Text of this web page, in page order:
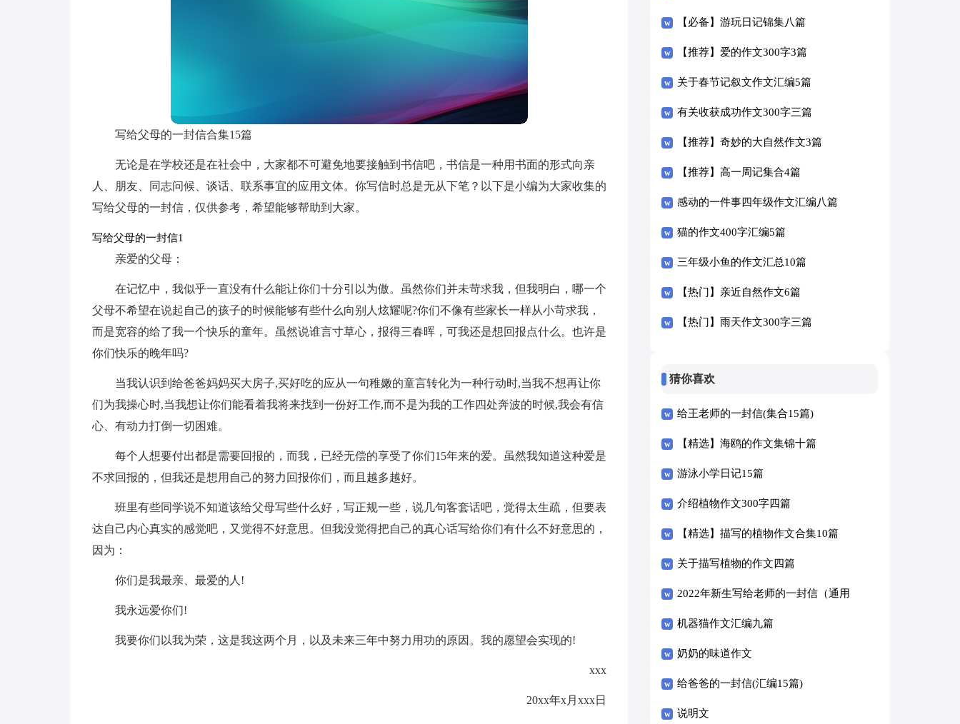
写给父母的一封信合集15篇
无论是在学校还是在社会中，大家都不可避免地要接触到书信吧，书信是一种用书面的形式向亲
人、朋友、同志问候、谈话、联系事宜的应用文体。你写信时总是无从下笔？以下是小编为大家收集的
写给父母的一封信，仅供参考，希望能够帮助到大家。
写给父母的一封信1
亲爱的父母：
在记忆中，我似乎一直没有什么能让你们十分引以为傲。虽然你们并未苛求我，但我明白，哪一个
父母不希望在说起自己的孩子的时候能够有些什么向别人炫耀呢?你们不像有些家长一样从小苛求我，
而是宽容的给了我一个快乐的童年。虽然说谁言寸草心，报得三春晖，可我还是想回报点什么。也许是
你们快乐的晚年吗?
当我认识到给爸爸妈妈买大房子,买好吃的应从一句稚嫩的童言转化为一种行动时,当我不想再让你
们为我操心时,当我想让你们能看着我将来找到一份好工作,而不是为我的工作四处奔波的时候,我会有信
心、有动力打倒一切困难。
每个人想要付出都是需要回报的，而我，已经无偿的享受了你们15年来的爱。虽然我知道这种爱是
不求回报的，但我还是想用自己的努力回报你们，而且越多越好。
班里有些同学说不知道该给父母写些什么好，写正规一些，说几句客套话吧，觉得太生疏，但要表
达自己内心真实的感觉吧，又觉得不好意思。但我没觉得把自己的真心话写给你们有什么不好意思的，
因为：
你们是我最亲、最爱的人!
我永远爱你们!
我要你们以我为荣，这是我这两个月，以及未来三年中努力用功的原因。我的愿望会实现的!
xxx
20xx年x月xxx日
篇【必备】游玩日记锦集八篇
【推荐】爱的作文300字3篇
关于春节记叙文作文汇编5篇
有关收获成功作文300字三篇
【推荐】奇妙的大自然作文3篇
【推荐】高一周记集合4篇
感动的一件事四年级作文汇编八篇
猫的作文400字汇编5篇
三年级小鱼的作文汇总10篇
【热门】亲近自然作文6篇
【热门】雨天作文300字三篇
猜你喜欢
给王老师的一封信(集合15篇)
【精选】海鸥的作文集锦十篇
游泳小学日记15篇
介绍植物作文300字四篇
【精选】描写的植物作文合集10篇
关于描写植物的作文四篇
2022年新生写给老师的一封信（通用
8篇）
机器猫作文汇编九篇
奶奶的味道作文
给爸爸的一封信(汇编15篇)
说明文